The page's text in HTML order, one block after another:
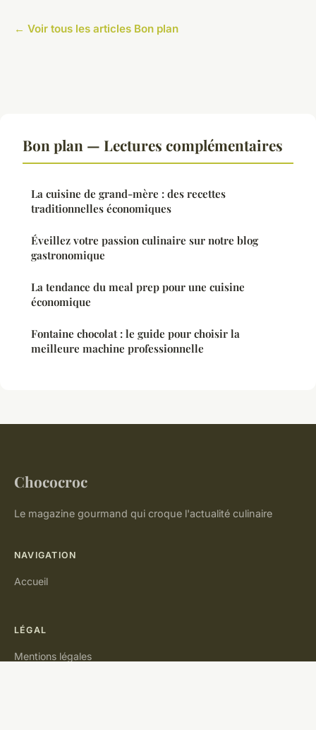
← Voir tous les articles Bon plan
Bon plan — Lectures complémentaires
La cuisine de grand-mère : des recettes
traditionnelles économiques
Éveillez votre passion culinaire sur notre blog
gastronomique
La tendance du meal prep pour une cuisine
économique
Fontaine chocolat : le guide pour choisir la
meilleure machine professionnelle
Chococroc
Le magazine gourmand qui croque l'actualité culinaire
NAVIGATION
Accueil
LÉGAL
Mentions légales